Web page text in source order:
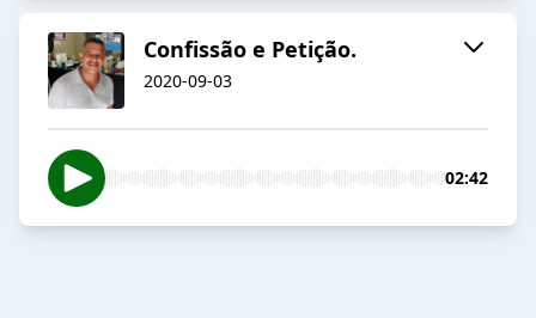
Confissão e Petição.
2020-09-03
02:42